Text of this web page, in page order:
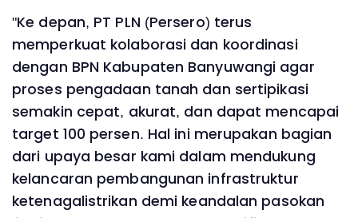
"Ke depan, PT PLN (Persero) terus
memperkuat kolaborasi dan koordinasi
dengan BPN Kabupaten Banyuwangi agar
proses pengadaan tanah dan sertipikasi
semakin cepat, akurat, dan dapat mencapai
target 100 persen. Hal ini merupakan bagian
dari upaya besar kami dalam mendukung
kelancaran pembangunan infrastruktur
ketenagalistrikan demi keandalan pasokan